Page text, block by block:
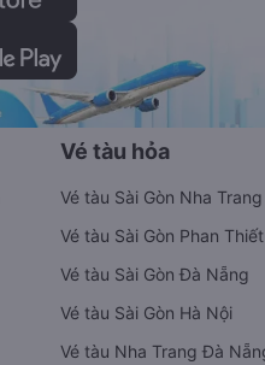
Vé tàu hỏa
Vé tàu Sài Gòn Nha Trang
Vé tàu Sài Gòn Phan Thiết
Vé tàu Sài Gòn Đà Nẵng
Vé tàu Sài Gòn Hà Nội
Vé tàu Nha Trang Đà